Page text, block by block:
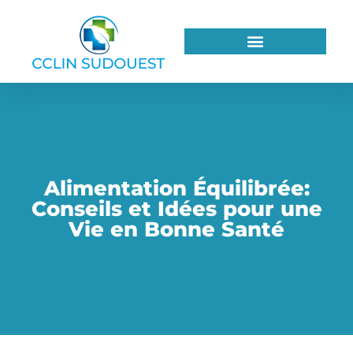
Alimentation Équilibrée:
Conseils et Idées pour une
Vie en Bonne Santé